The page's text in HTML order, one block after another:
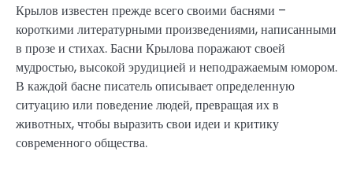
Крылов известен прежде всего своими баснями –
короткими литературными произведениями, написанными
в прозе и стихах. Басни Крылова поражают своей
мудростью, высокой эрудицией и неподражаемым юмором.
В каждой басне писатель описывает определенную
ситуацию или поведение людей, превращая их в
животных, чтобы выразить свои идеи и критику
современного общества.